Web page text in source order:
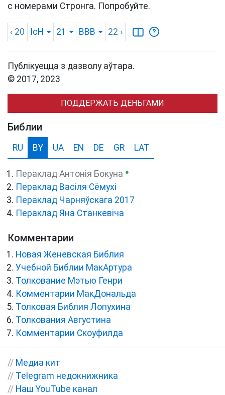
с номерами Стронга. Попробуйте.
‹ 20 ІсН 21 BBB 22 ›
Публікуецца з дазволу аўтара.
© 2017, 2023
ПОДДЕРЖАТЬ ДЕНЬГАМИ
Библии
RU BY UA EN DE GR LAT
Пераклад Антонія Бокуна ●
Пераклад Васіля Сёмухі
Пераклад Чарняўскага 2017
Пераклад Яна Станкевіча
Комментарии
Новая Женевская Библия
Учебной Библии МакАртура
Толкование Мэтью Генри
Комментарии МакДональда
Толковая Библия Лопухина
Толкования Августина
Комментарии Скоуфилда
// Медиа кит
// Telegram недокнижника
// Наш YouTube канал